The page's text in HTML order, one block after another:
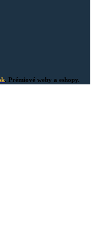
. Prémiové weby a eshopy.